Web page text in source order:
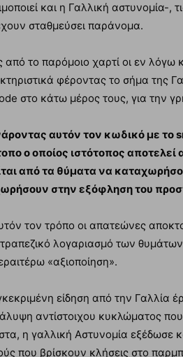
και η Γαλλική αστυνομία-,
σταθμεύσει παράνομα.
από το παρόμοιο χαρτί οι εν λόγω
φέροντας το σήμα της
στο κάτω μέρος τους, για την
αυτόν τον κωδικό με το
ο οποίος ιστότοπος
από τα θύματα να
στην εξόφληση του
τον τρόπο οι απατεώνες
λογαριασμό των
«αξιοποίηση».
είδηση από την Γαλλία
αντίστοιχου κυκλώματος
η γαλλική Αστυνομία εξέδωσε
που βρίσκουν κλήσεις στο